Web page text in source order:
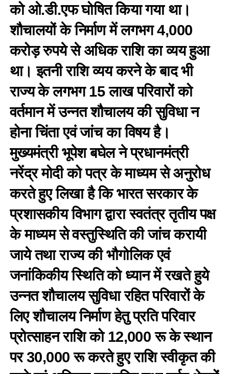
को ओ.डी.एफ घोषित किया गया था।
शौचालयों के निर्माण में लगभग 4,000
करोड़ रुपये से अधिक राशि का व्यय हुआ
था। इतनी राशि व्यय करने के बाद भी
राज्य के लगभग 15 लाख परिवारों को
वर्तमान में उन्नत शौचालय की सुविधा न
होना चिंता एवं जांच का विषय है।
मुख्यमंत्री भूपेश बघेल ने प्रधानमंत्री
नरेंद्र मोदी को पत्र के माध्यम से अनुरोध
करते हुए लिखा है कि भारत सरकार के
प्रशासकीय विभाग द्वारा स्वतंत्र तृतीय पक्ष
के माध्यम से वस्तुस्थिति की जांच करायी
जाये तथा राज्य की भौगोलिक एवं
जनांकिकीय स्थिति को ध्यान में रखते हुये
उन्नत शौचालय सुविधा रहित परिवारों के
लिए शौचालय निर्माण हेतु प्रति परिवार
प्रोत्साहन राशि को 12,000 रू के स्थान
पर 30,000 रू करते हुए राशि स्वीकृत की